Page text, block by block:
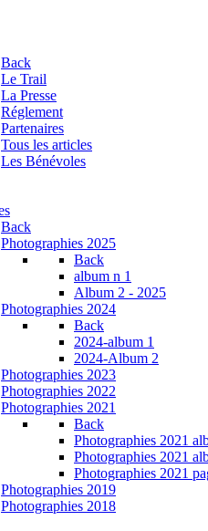
Back
Le Trail
La Presse
Réglement
Partenaires
Tous les articles
Les Bénévoles
Back
Photographies 2025
Back
album n 1
Album 2 - 2025
Photographies 2024
Back
2024-album 1
2024-Album 2
Photographies 2023
Photographies 2022
Photographies 2021
Back
Photographies 2021
Photographies 2021
Photographies 2021
Photographies 2019
Photographies 2018